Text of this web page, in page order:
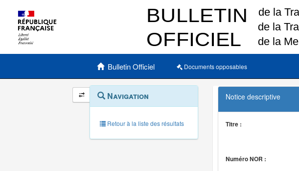
Menu principal
Bulletin Officiel Documents opposables
Navigation
et
outils
annexes
Menu
contextuel
Navigation
Retour à la liste des résultats
Notice descriptive
Titre :
Numéro NOR :